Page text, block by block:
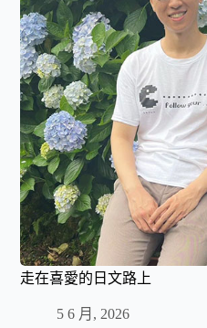
走在喜愛的日文路上
5 6 月, 2026